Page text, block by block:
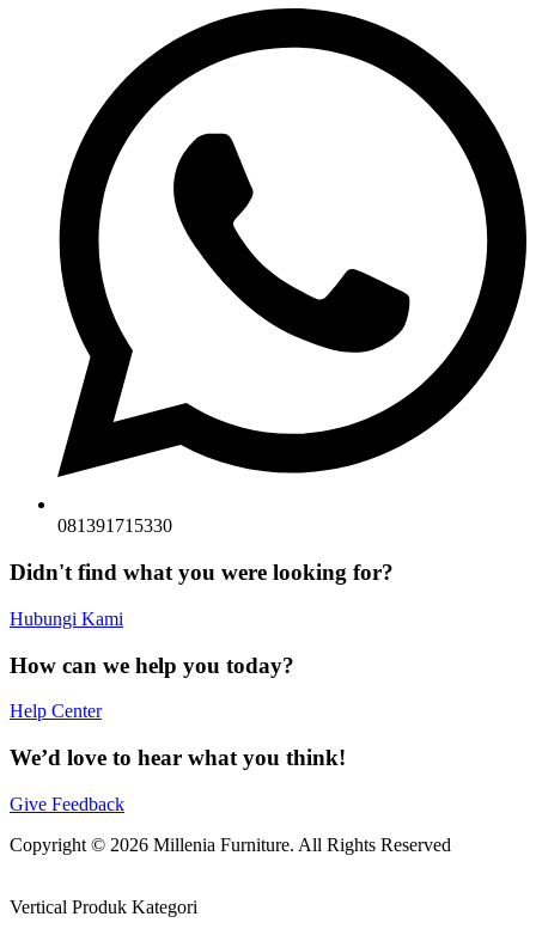
081391715330
Didn't find what you were looking for?
Hubungi Kami
How can we help you today?
Help Center
We’d love to hear what you think!
Give Feedback
Copyright © 2026 Millenia Furniture. All Rights Reserved
Vertical Produk Kategori